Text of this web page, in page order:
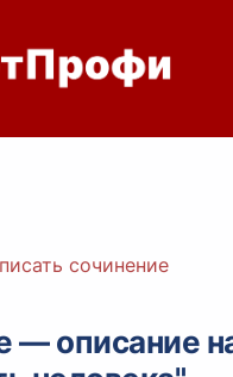
сочинение
— описание